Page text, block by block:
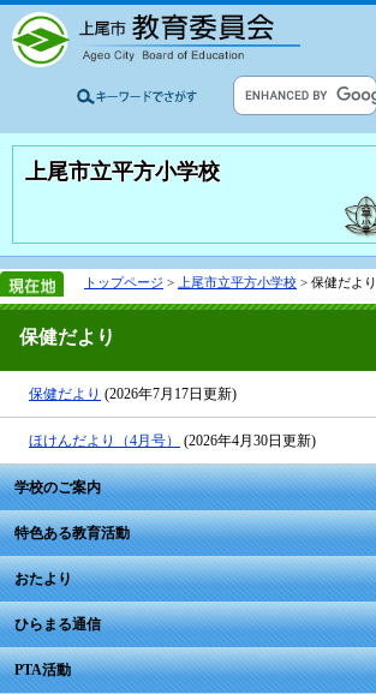
上尾市立平方小学校
トップページ > 上尾市立平方小学校 > 保健だより
保健だより
保健だより (2026年7月17日更新)
ほけんだより（4月号） (2026年4月30日更新)
学校のご案内
特色ある教育活動
おたより
ひらまる通信
PTA活動